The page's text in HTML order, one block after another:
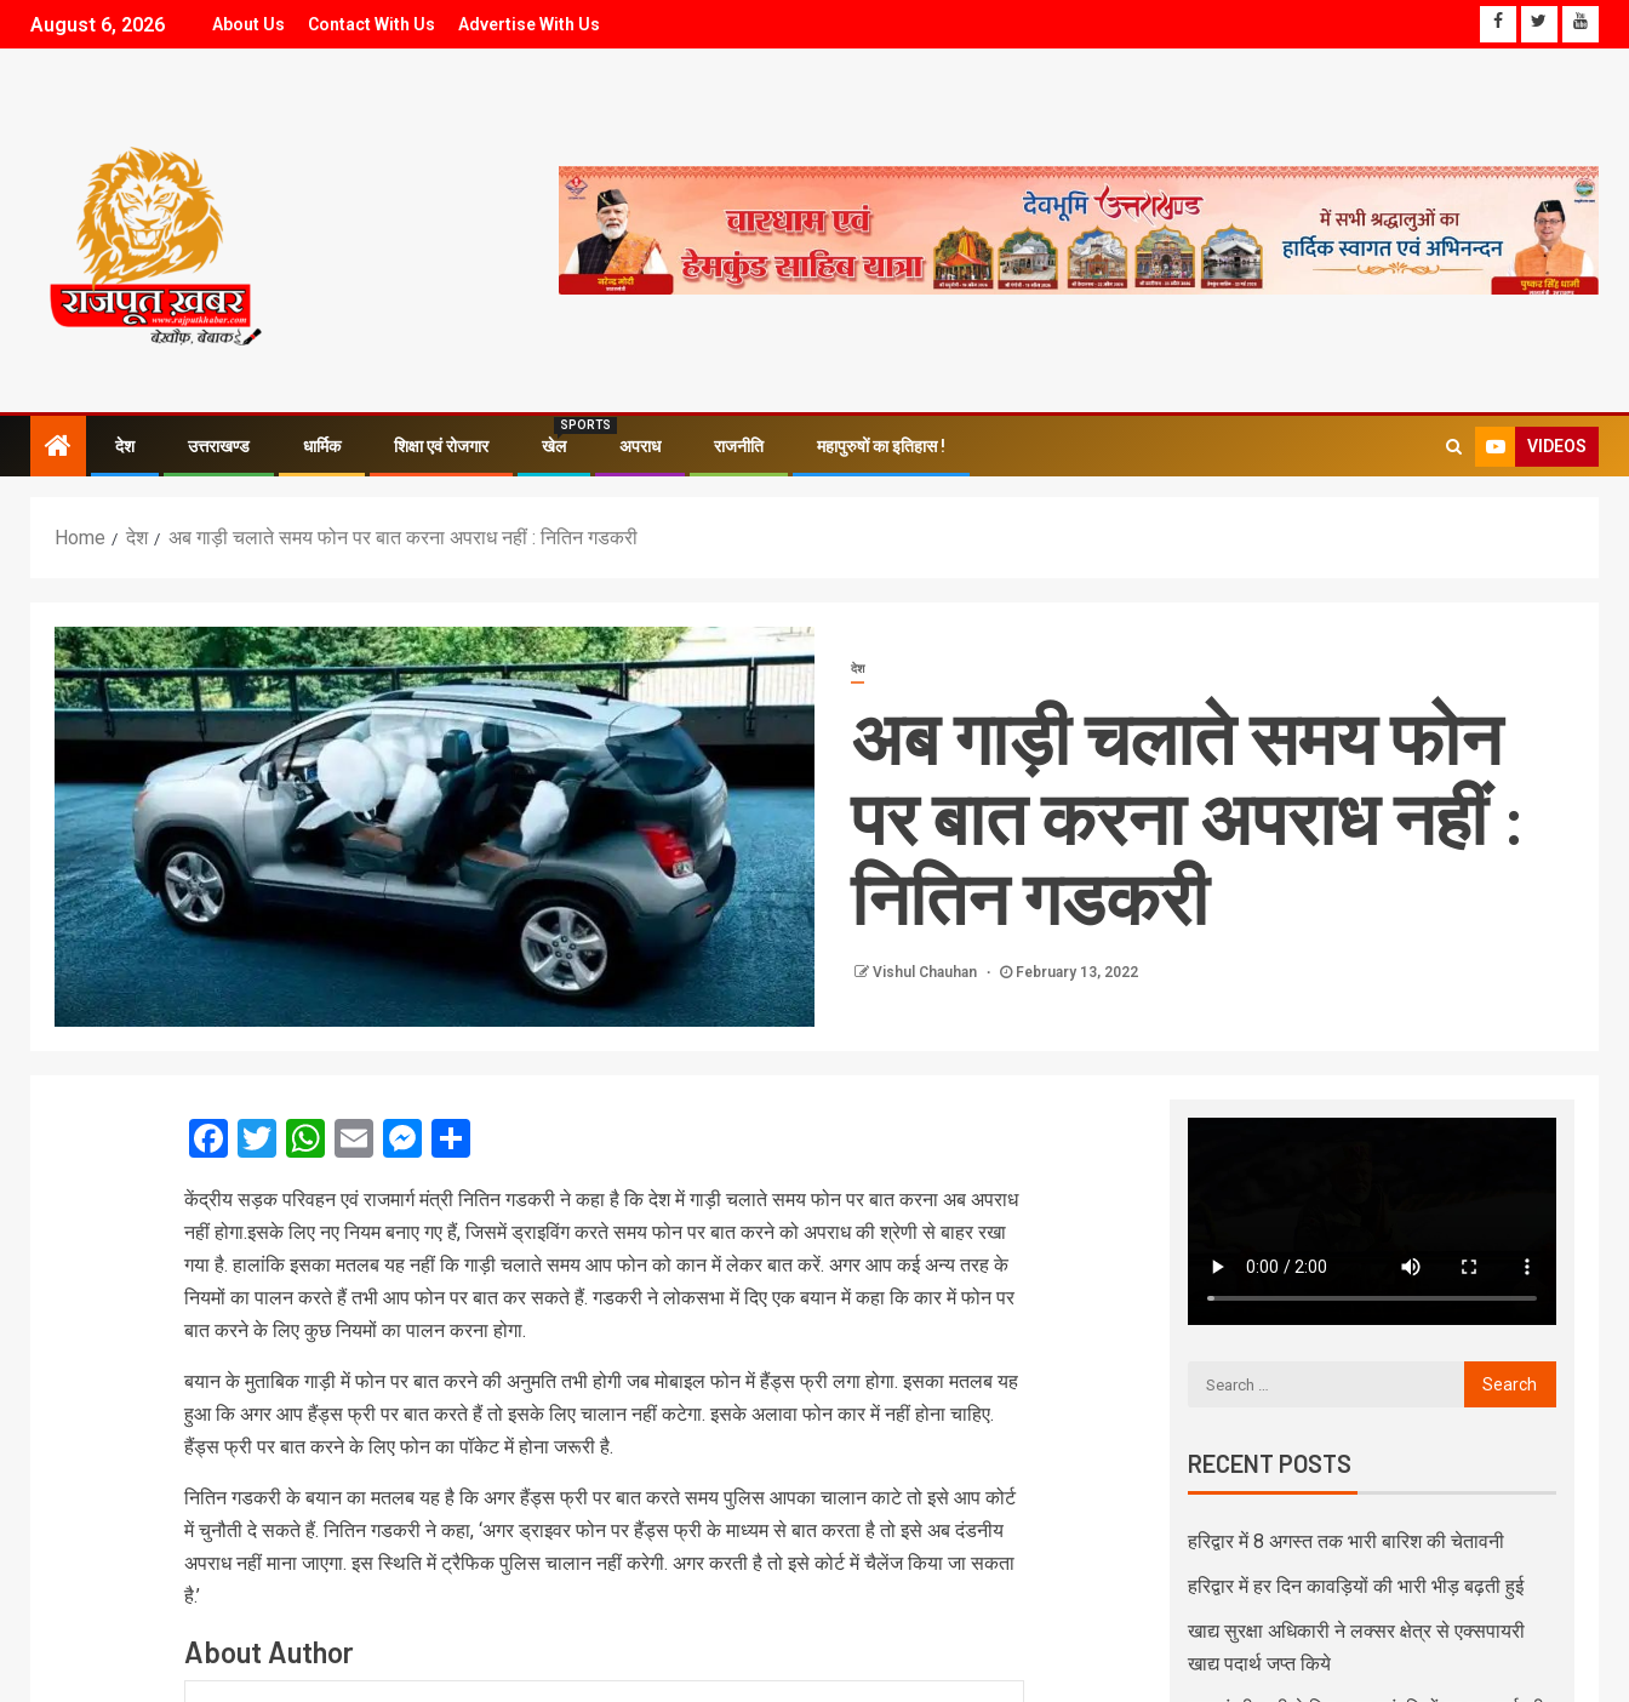
August 6, 2026 About Us Contact With Us Advertise With Us
देश उत्तराखण्ड धार्मिक शिक्षा एवं रोजगार खेल
SPORTS
अपराध राजनीति महापुरुषों का इतिहास ! VIDEOS
Home देश अब गाड़ी चलाते समय फोन पर बात करना अपराध नहीं : नितिन गडकरी
देश
अब गाड़ी चलाते समय फोन
पर बात करना अपराध नहीं :
नितिन गडकरी
Vishul Chauhan February 13, 2022
Facebook
Twitter
WhatsApp
EmailMessenger
Share
केंद्रीय सड़क परिवहन एवं राजमार्ग मंत्री नितिन गडकरी ने कहा है कि देश में गाड़ी चलाते समय फोन पर बात करना अब अपराध
नहीं होगा.इसके लिए नए नियम बनाए गए हैं, जिसमें ड्राइविंग करते समय फोन पर बात करने को अपराध की श्रेणी से बाहर रखा
गया है. हालांकि इसका मतलब यह नहीं कि गाड़ी चलाते समय आप फोन को कान में लेकर बात करें. अगर आप कई अन्य तरह के
नियमों का पालन करते हैं तभी आप फोन पर बात कर सकते हैं. गडकरी ने लोकसभा में दिए एक बयान में कहा कि कार में फोन पर
बात करने के लिए कुछ नियमों का पालन करना होगा.
बयान के मुताबिक गाड़ी में फोन पर बात करने की अनुमति तभी होगी जब मोबाइल फोन में हैंड्स फ्री लगा होगा. इसका मतलब यह
हुआ कि अगर आप हैंड्स फ्री पर बात करते हैं तो इसके लिए चालान नहीं कटेगा. इसके अलावा फोन कार में नहीं होना चाहिए.
हैंड्स फ्री पर बात करने के लिए फोन का पॉकेट में होना जरूरी है.
नितिन गडकरी के बयान का मतलब यह है कि अगर हैंड्स फ्री पर बात करते समय पुलिस आपका चालान काटे तो इसे आप कोर्ट
में चुनौती दे सकते हैं. नितिन गडकरी ने कहा, ‘अगर ड्राइवर फोन पर हैंड्स फ्री के माध्यम से बात करता है तो इसे अब दंडनीय
अपराध नहीं माना जाएगा. इस स्थिति में ट्रैफिक पुलिस चालान नहीं करेगी. अगर करती है तो इसे कोर्ट में चैलेंज किया जा सकता
है.’
About Author
RECENT POSTS
हरिद्वार में 8 अगस्त तक भारी बारिश की चेतावनी
हरिद्वार में हर दिन कावड़ियों की भारी भीड़ बढ़ती हुई
खाद्य सुरक्षा अधिकारी ने लक्सर क्षेत्र से एक्सपायरी
खाद्य पदार्थ जप्त किये